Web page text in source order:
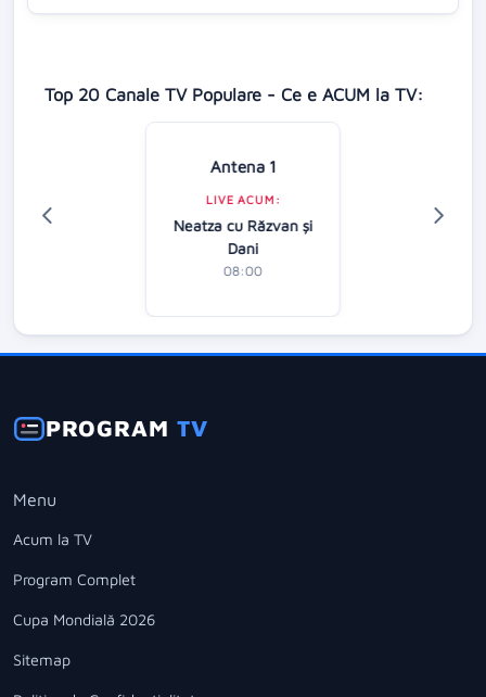
Top 20 Canale TV Populare - Ce e ACUM la TV:
Antena 1
LIVE ACUM:
Neatza cu Răzvan şi
Dani
08:00
PROGRAMTV
Menu
Acum la TV
Program Complet
Cupa Mondială 2026
Sitemap